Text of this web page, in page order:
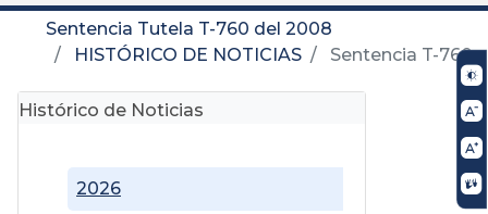
Sentencia Tutela T-760 del 2008
HISTÓRICO DE NOTICIAS
Sentencia T-760
Histórico de Noticias
2026